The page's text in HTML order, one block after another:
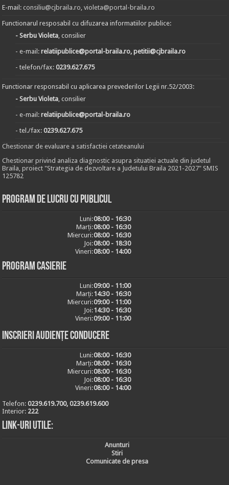
E-mail:consiliu@cjbraila.ro,violeta@portal-braila.ro
Functionarul resposabil cu difuzarea informatiilor publice:
- Serbu Violeta, consilier
- e-mail:relatiipublice@portal-braila.ro, petitii@cjbraila.ro
- telefon/fax:0239.627.675
Functionar responsabil cu aplicarea prevederilor Legii nr.52/2003:
- Serbu Violeta, consilier
- e-mail:relatiipublice@portal-braila.ro
- tel./fax:0239.627.675
Chestionar de evaluare a satisfactiei cetateanului
Chestionar privind analiza diagnostic asupra situatiei actuale din judetul
Braila, proiect "Strategia de dezvoltare a Judetului Braila 2021-2027" SMIS
125782
Program de lucru cu publicul
Luni:08:00 - 16:30
Marți:08:00 - 16:30
Miercuri:08:00 - 16:30
Joi:08:00 - 18:30
Vineri:08:00 - 14:00
Program casierie
Luni:09:00 - 11:00
Marți:14:30 - 16:30
Miercuri:09:00 - 11:00
Joi:14:30 - 16:30
Vineri:09:00 - 11:00
Inscrieri audiențe conducere
Luni:08:00 - 16:30
Marți:08:00 - 16:30
Miercuri:08:00 - 16:30
Joi:08:00 - 16:30
Vineri:08:00 - 14:00
Telefon:0239.619.700, 0239.619.600
Interior: 222
Link-uri utile:
Anunturi
Stiri
Comunicate de presa